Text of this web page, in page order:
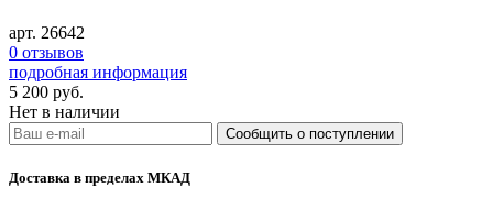
арт. 26642
0 отзывов
подробная информация
5 200 руб.
Нет в наличии
Доставка в пределах МКАД